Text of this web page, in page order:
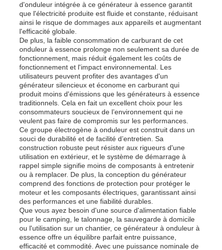
groupe électrogène diesel
groupe électrogène à essence
Groupe électrogène à onduleur
Ensemble de générateur portable
Groupe électrogène industriel
Groupe électrogène numérique
Générateur de cadres ouverts
groupe électrogène insonorisé
d'onduleur intégrée à ce générateur à essence garantit
que l'électricité produite est fluide et constante, réduisant
ainsi le risque de dommages aux appareils et augmentant
l'efficacité globale.
De plus, la faible consommation de carburant de cet
onduleur à essence prolonge non seulement sa durée de
fonctionnement, mais réduit également les coûts de
fonctionnement et l'impact environnemental. Les
utilisateurs peuvent profiter des avantages d'un
générateur silencieux et économe en carburant qui
produit moins d'émissions que les générateurs à essence
traditionnels. Cela en fait un excellent choix pour les
consommateurs soucieux de l’environnement qui ne
veulent pas faire de compromis sur les performances.
Ce groupe électrogène à onduleur est construit dans un
souci de durabilité et de facilité d’entretien. Sa
construction robuste peut résister aux rigueurs d'une
utilisation en extérieur, et le système de démarrage à
rappel simple signifie moins de composants à entretenir
ou à remplacer. De plus, la conception du générateur
comprend des fonctions de protection pour protéger le
moteur et les composants électriques, garantissant ainsi
des performances et une fiabilité durables.
Que vous ayez besoin d'une source d'alimentation fiable
pour le camping, le talonnage, la sauvegarde à domicile
ou l'utilisation sur un chantier, ce générateur à onduleur à
essence offre un équilibre parfait entre puissance,
efficacité et commodité. Avec une puissance nominale de